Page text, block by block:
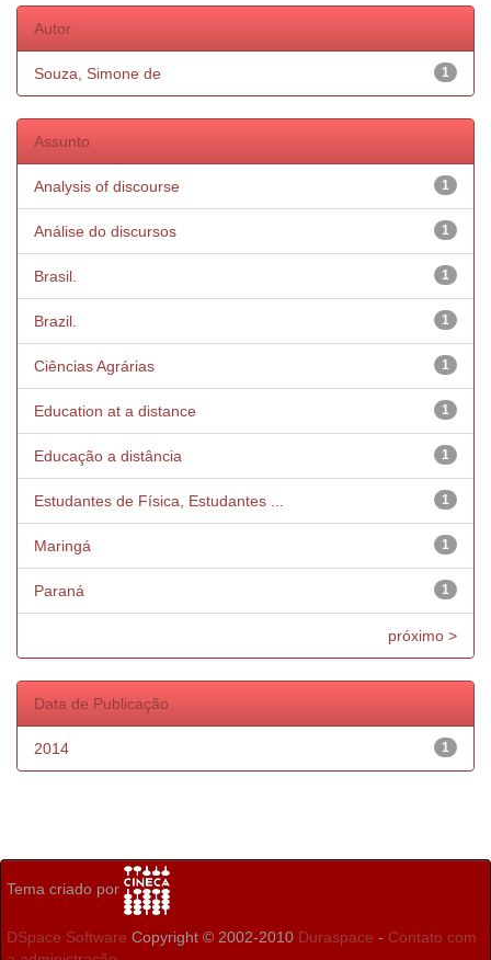
Autor
1
Souza, Simone de
Assunto
1
Analysis of discourse
1
Análise do discursos
1
Brasil.
1
Brazil.
1
Ciências Agrárias
1
Education at a distance
1
Educação a distância
1
Estudantes de Física, Estudantes ...
1
Maringá
1
Paraná
próximo >
Data de Publicação
1
2014
Tema criado por
DSpace Software Copyright © 2002-2010 Duraspace - Contato com